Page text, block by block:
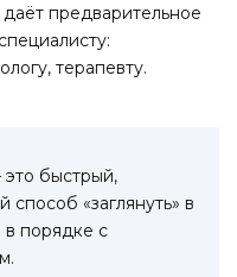
предварительное
терапевту.
быстрый,
«заглянуть» в
в порядке с